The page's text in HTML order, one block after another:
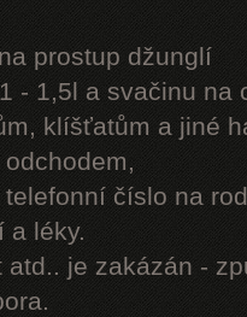
prostup džunglí
- 1,5l a svačinu na
klíšťatům a jiné
číslo na
a léky.
je zakázán -